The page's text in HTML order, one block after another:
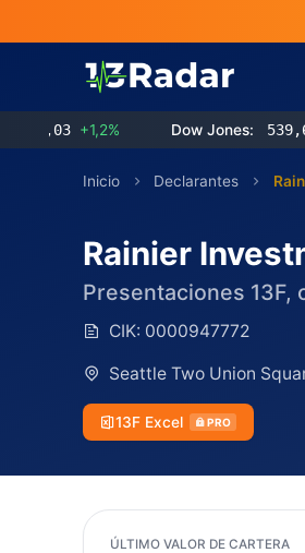
+1,2% Dow Jones: 539,62
Inicio Declarantes
Rainier
Presentaciones 13F,
CIK: 0000947772
Seattle Two Union
13F Excel PRO
ÚLTIMO VALOR DE CARTERA